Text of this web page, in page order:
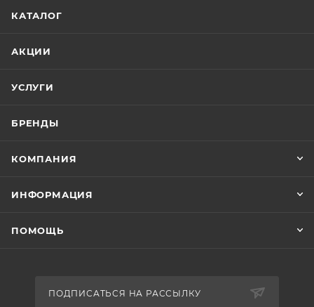
КАТАЛОГ
АКЦИИ
УСЛУГИ
БРЕНДЫ
КОМПАНИЯ
ИНФОРМАЦИЯ
ПОМОЩЬ
ПОДПИСАТЬСЯ НА РАССЫЛКУ